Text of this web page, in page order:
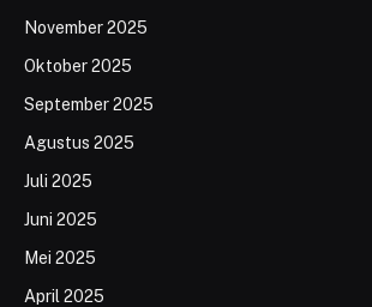
November 2025
Oktober 2025
September 2025
Agustus 2025
Juli 2025
Juni 2025
Mei 2025
April 2025